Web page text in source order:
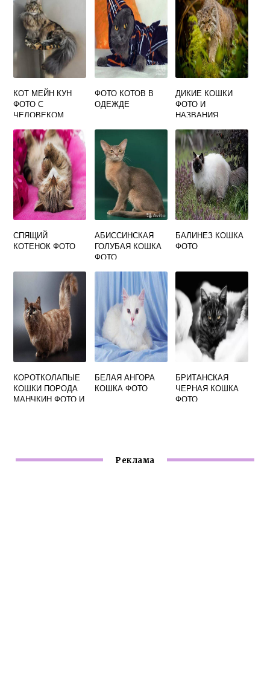
КОТ МЕЙН КУН
ФОТО С
ЧЕЛОВЕКОМ
ФОТО КОТОВ В
ОДЕЖДЕ
ДИКИЕ КОШКИ
ФОТО И
НАЗВАНИЯ
СПЯЩИЙ
КОТЕНОК ФОТО
АБИССИНСКАЯ
ГОЛУБАЯ КОШКА
ФОТО
БАЛИНЕЗ КОШКА
ФОТО
КОРОТКОЛАПЫЕ
КОШКИ ПОРОДА
МАНЧКИН ФОТО И
БЕЛАЯ АНГОРА
КОШКА ФОТО
БРИТАНСКАЯ
ЧЕРНАЯ КОШКА
ФОТО
Реклама